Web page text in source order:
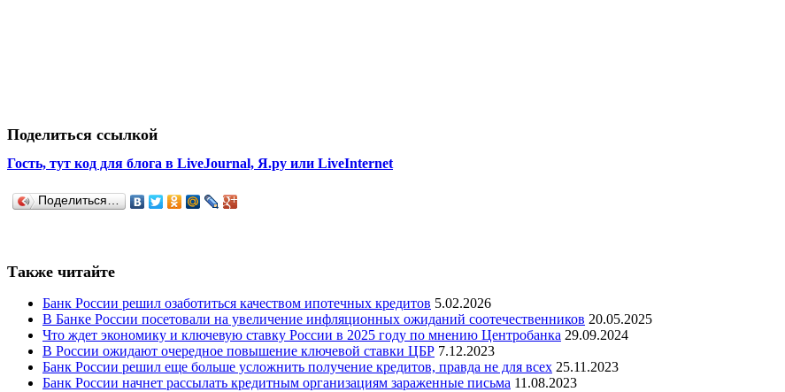
Поделиться ссылкой
Гость, тут код для блога в LiveJournal, Я.ру или LiveInternet
Поделиться…
Также читайте
Банк России решил озаботиться качеством ипотечных кредитов 5.02.2026
В Банке России посетовали на увеличение инфляционных ожиданий соотечественников 20.05.2025
Что ждет экономику и ключевую ставку России в 2025 году по мнению Центробанка 29.09.2024
В России ожидают очередное повышение ключевой ставки ЦБР 7.12.2023
Банк России решил еще больше усложнить получение кредитов, правда не для всех 25.11.2023
Банк России начнет рассылать кредитным организациям зараженные письма 11.08.2023